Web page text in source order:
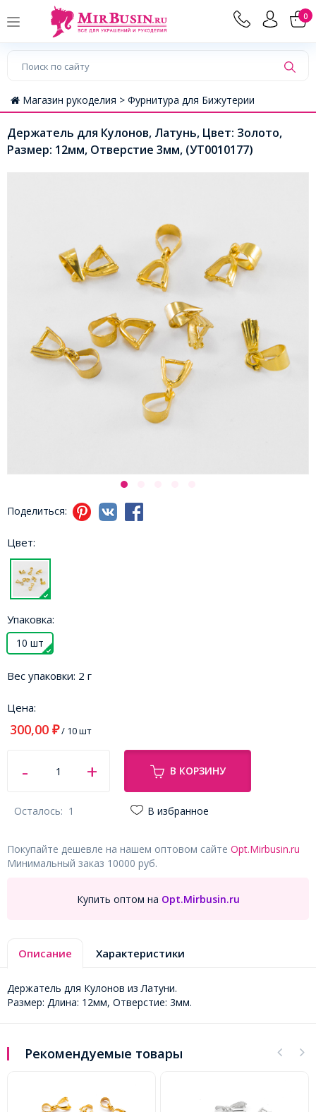
0
Магазин рукоделия > Фурнитура для Бижутерии
Держатель для Кулонов, Латунь, Цвет: Золото,
Размер: 12мм, Отверстие 3мм, (УТ0010177)
Поделиться:
Цвет:
Упаковка:
10 шт
Вес упаковки: 2 г
Цена:
300,00 ₽/ 10 шт
В КОРЗИНУ
Осталось: 1 В избранное
Покупайте дешевле на нашем оптовом сайте Opt.Mirbusin.ru
Минимальный заказ 10000 руб.
Купить оптом на Opt.Mirbusin.ru
Описание Характеристики
Держатель для Кулонов из Латуни.
Размер: Длина: 12мм, Отверстие: 3мм.
Рекомендуемые товары